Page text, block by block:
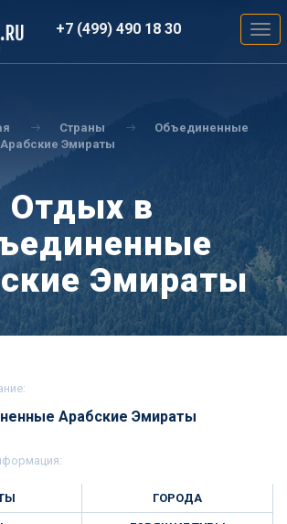
+7 (499) 490 18 30
Страны
Объединенные
Арабские Эмираты
Отдых в
Эмираты
Арабские Эмираты
ГОРОДА